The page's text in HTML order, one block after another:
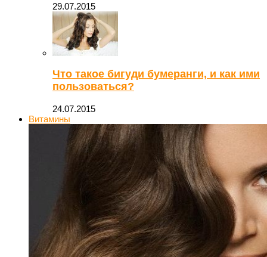
29.07.2015
Что такое бигуди бумеранги, и как ими
пользоваться?
24.07.2015
Витамины